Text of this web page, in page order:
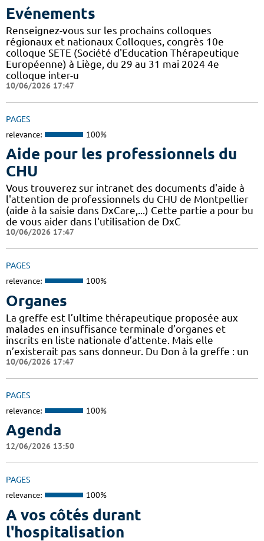
Evénements
Renseignez-vous sur les prochains colloques
régionaux et nationaux Colloques, congrès 10e
colloque SETE (Société d'Education Thérapeutique
Européenne) à Liège, du 29 au 31 mai 2024 4e
colloque inter-u
10/06/2026 17:47
PAGES
relevance: 100%
Aide pour les professionnels du
CHU
Vous trouverez sur intranet des documents d'aide à
l'attention de professionnels du CHU de Montpellier
(aide à la saisie dans DxCare,...) Cette partie a pour bu
de vous aider dans l'utilisation de DxC
10/06/2026 17:47
PAGES
relevance: 100%
Organes
La greffe est l’ultime thérapeutique proposée aux
malades en insuffisance terminale d’organes et
inscrits en liste nationale d’attente. Mais elle
n’existerait pas sans donneur. Du Don à la greffe : un
10/06/2026 17:47
PAGES
relevance: 100%
Agenda
12/06/2026 13:50
PAGES
relevance: 100%
A vos côtés durant
l'hospitalisation